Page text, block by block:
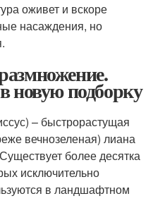
оживет и вскоре
насаждения, но
новую подборку
– быстрорастущая
вечнозеленая) лиана
более десятка
исключительно
в ландшафтном